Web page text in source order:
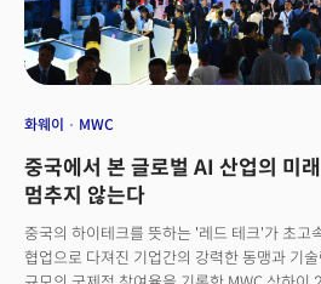
화웨이 MWC
중국에서 본 글로벌 AI 산업의 미
멈추지 않는다
중국의 하이테크를 뜻하는 '레드 테크'가 초고
협업으로 다져진 기업간의 강력한 동맹과 기